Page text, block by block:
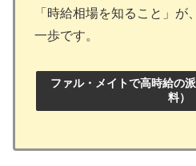
「時給相場を知ること」
一歩です。
ファル・メイトで高時給の
料）